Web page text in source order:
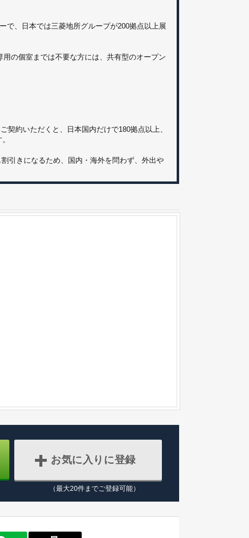
で、日本では三菱地所グループが200拠点以上展
の個室までは不要な方には、共有型のオープン
契約いただくと、日本国内だけで180拠点以上、
引きになるため、国内・海外を問わず、外出や
お気に入りに登録
（最大20件までご登録可能）